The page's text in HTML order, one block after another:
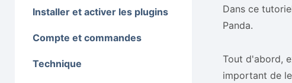
Installer et activer les plugins
Compte et commandes
Technique
Dans ce
Panda.
Tout d'abord,
important de